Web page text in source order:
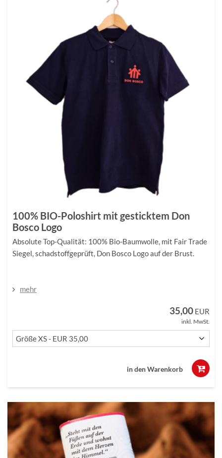
100% BIO-Poloshirt mit gesticktem Don
Bosco Logo
Absolute Top-Qualität: 100% Bio-Baumwolle, mit Fair Trade
Siegel, schadstoffgeprüft, Don Bosco Logo auf der Brust.
mehr
35,00 EUR
inkl. MwSt.